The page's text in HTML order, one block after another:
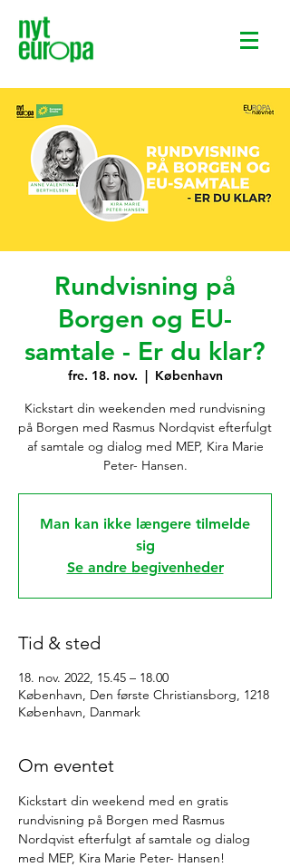
Rundvisning på
Borgen og EU-
samtale - Er du klar?
fre. 18. nov.
  |
København
Kickstart din weekenden med rundvisning
på Borgen med Rasmus Nordqvist efterfulgt
af samtale og dialog med MEP, Kira Marie
Peter- Hansen.
Man kan ikke længere tilmelde
sig
Se andre begivenheder
Tid & sted
18. nov. 2022, 15.45 – 18.00
København, Den første Christiansborg, 1218
København, Danmark
Om eventet
Kickstart din weekend med en gratis
rundvisning på Borgen med Rasmus
Nordqvist efterfulgt af samtale og dialog
med MEP, Kira Marie Peter- Hansen!